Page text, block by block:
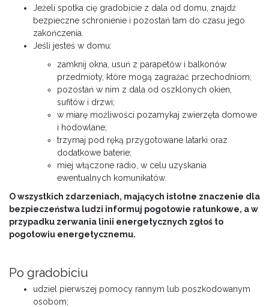
Jeżeli spotka cię gradobicie z dala od domu, znajdź
bezpieczne schronienie i pozostań tam do czasu jego
zakończenia.
Jeśli jesteś w domu:
zamknij okna, usuń z parapetów i balkonów
przedmioty, które mogą zagrażać przechodniom;
pozostań w nim z dala od oszklonych okien,
sufitów i drzwi;
w miarę możliwości pozamykaj zwierzęta domowe
i hodowlane;
trzymaj pod ręką przygotowane latarki oraz
dodatkowe baterie;
miej włączone radio, w celu uzyskania
ewentualnych komunikatów.
O wszystkich zdarzeniach, mających istotne znaczenie dla
bezpieczeństwa ludzi informuj pogotowie ratunkowe, a w
przypadku zerwania linii energetycznych zgłoś to
pogotowiu energetycznemu.
Po gradobiciu
udziel pierwszej pomocy rannym lub poszkodowanym
osobom;